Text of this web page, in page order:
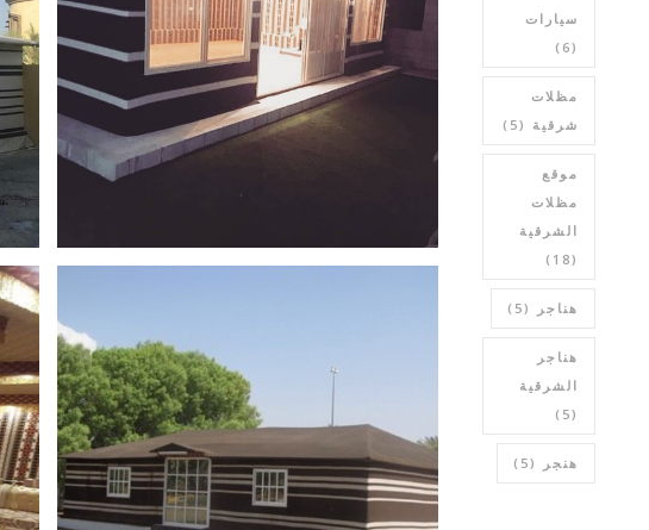
سيارات
(6)
مظلات
شرقية (5)
موقع
مظلات
الشرقية
(18)
هناجر (5)
هناجر
الشرقية
(5)
هنجر (5)